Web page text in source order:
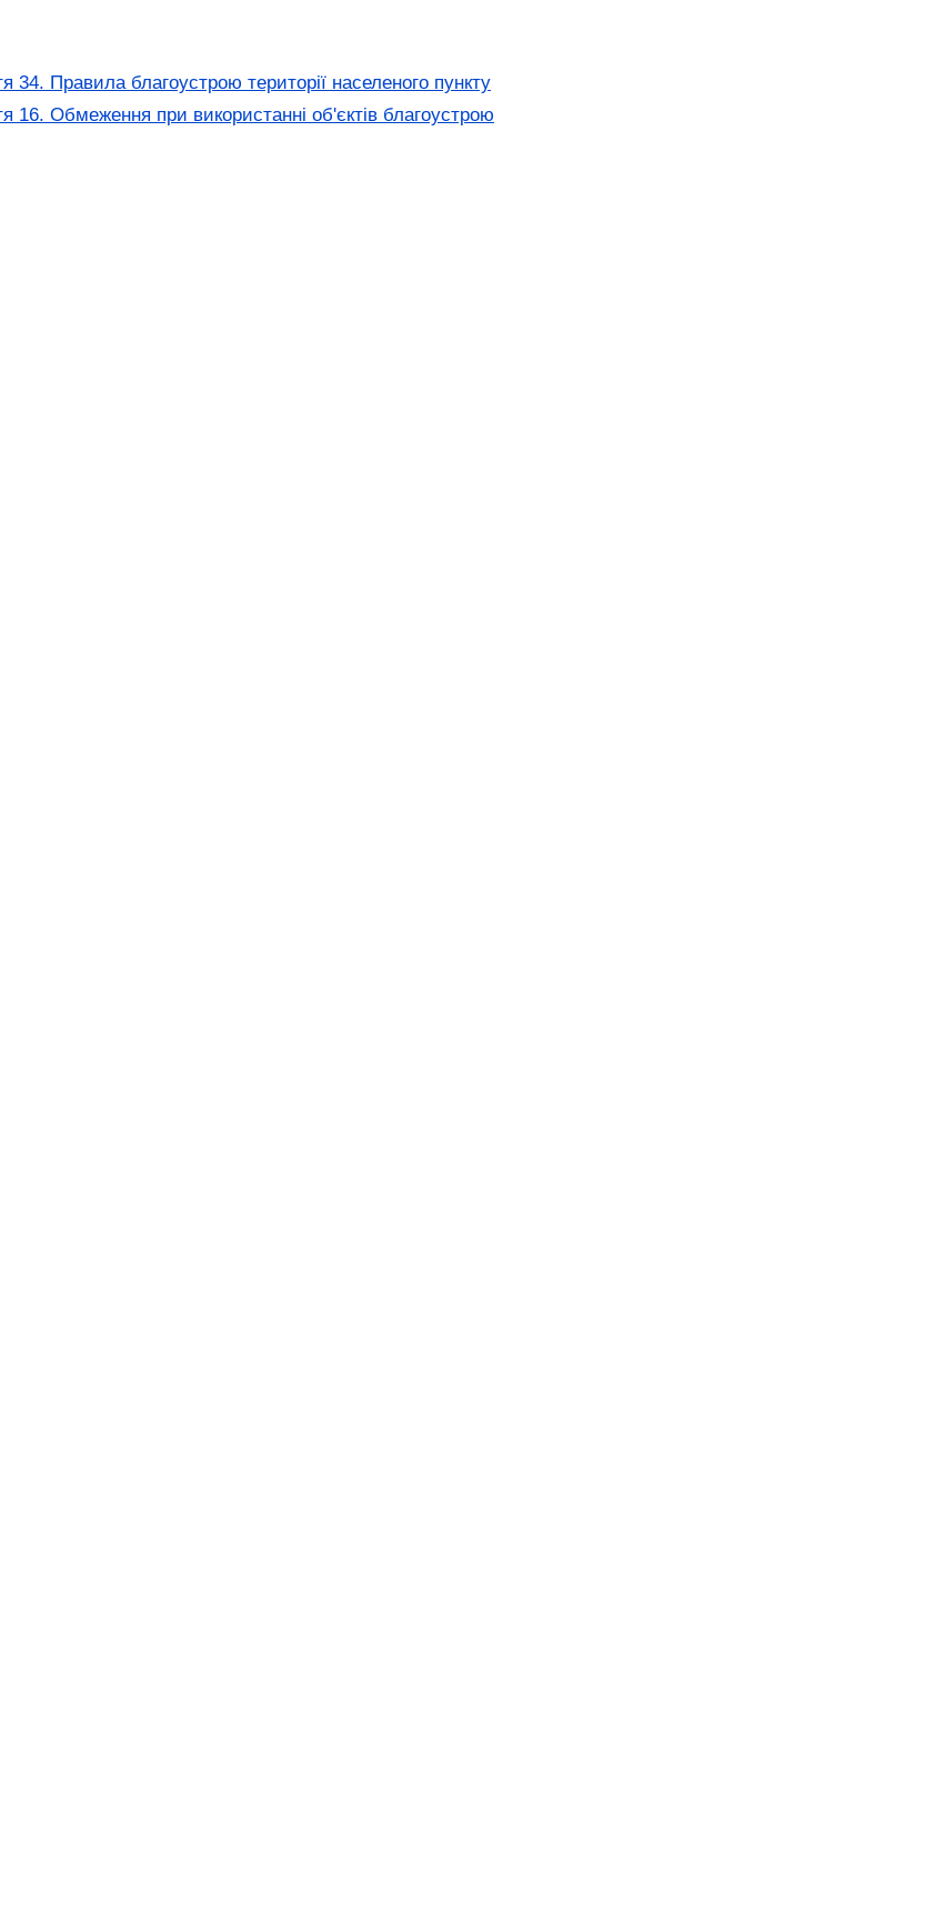
34. Правила благоустрою території населеного пункту
16. Обмеження при використанні об'єктів благоустрою